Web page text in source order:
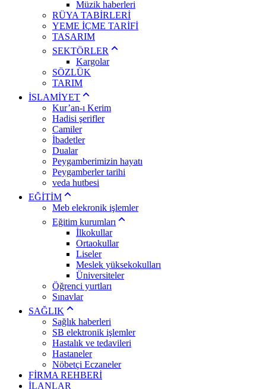
Müzik haberleri
RÜYA TABİRLERİ
YEME İÇME TARİFİ
TASARIM
SEKTÖRLER
Kargolar
SÖZLÜK
TARIM
İSLAMİYET
Kur’an-ı Kerim
Hadisi şerifler
Camiler
İbadetler
Dualar
Peygamberimizin hayatı
Peygamberler tarihi
veda hutbesi
EĞİTİM
Meb elekronik işlemler
Eğitim kurumları
İlkokullar
Ortaokullar
Liseler
Meslek yüksekokulları
Üniversiteler
Öğrenci yurtları
Sınavlar
SAĞLIK
Sağlık haberleri
SB elektronik işlemler
Hastalık ve tedavileri
Hastaneler
Nöbetçi Eczaneler
FİRMA REHBERİ
İLANLAR